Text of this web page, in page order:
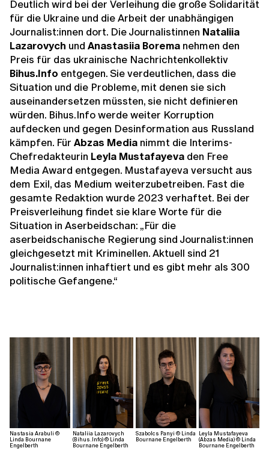
Deutlich wird bei der Verleihung die große Solidarität
für die Ukraine und die Arbeit der unabhängigen
Journalist:innen dort. Die Journalistinnen Nataliia
Lazarovych und Anastasiia Borema nehmen den
Preis für das ukrainische Nachrichtenkollektiv
Bihus.Info entgegen. Sie verdeutlichen, dass die
Situation und die Probleme, mit denen sie sich
auseinandersetzen müssten, sie nicht definieren
würden. Bihus.Info werde weiter Korruption
aufdecken und gegen Desinformation aus Russland
kämpfen. Für Abzas Media nimmt die Interims-
Chefredakteurin Leyla Mustafayeva den Free
Media Award entgegen. Mustafayeva versucht aus
dem Exil, das Medium weiterzubetreiben. Fast die
gesamte Redaktion wurde 2023 verhaftet. Bei der
Preisverleihung findet sie klare Worte für die
Situation in Aserbeidschan: „Für die
aserbeidschanische Regierung sind Journalist:innen
gleichgesetzt mit Kriminellen. Aktuell sind 21
Journalist:innen inhaftiert und es gibt mehr als 300
politische Gefangene.“
Nastasia Arabuli ©
Linda Bournane
Engelberth
Nataliia Lazarovych
(Bihus.Info) © Linda
Bournane Engelberth
Szabolcs Panyi © Linda
Bournane Engelberth
Leyla Mustafayeva
(Abzas Media) © Linda
Bournane Engelberth